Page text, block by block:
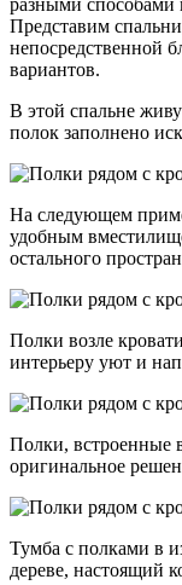
разными способами
Представим
непосредственной
вариантов.
В этой спальне
полок заполнено
На следующем
удобным
остального
Полки возле
интерьеру уют и
Полки, встроенные
оригинальное
Тумба с полками в
дереве, настоящий